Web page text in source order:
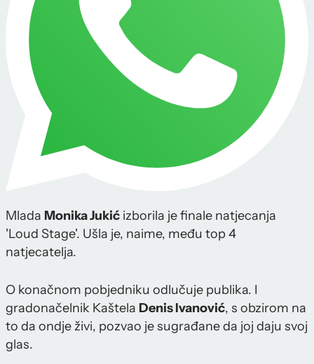
Mlada Monika Jukić izborila je finale natjecanja
'Loud Stage'. Ušla je, naime, među top 4
natjecatelja.
O konačnom pobjedniku odlučuje publika. I
gradonačelnik Kaštela Denis Ivanović, s obzirom na
to da ondje živi, pozvao je sugrađane da joj daju svoj
glas.